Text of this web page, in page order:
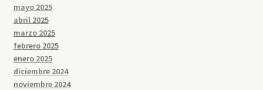
mayo 2025
abril 2025
marzo 2025
febrero 2025
enero 2025
diciembre 2024
noviembre 2024